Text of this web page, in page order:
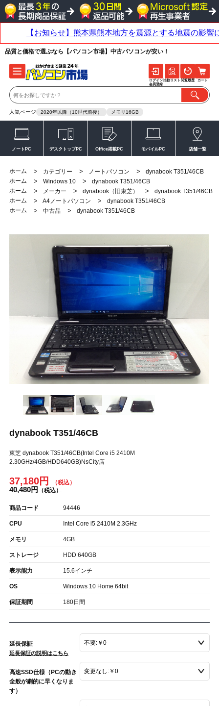
品質と価格で選ぶなら【パソコン市場】中古パソコンが安い！
人気ページ 2020年以降（10世代前後） メモリ16GB
ログイン
会員登録
比較リスト 閲覧履歴 カート
ノートPC デスクトップPC Office搭載PC モバイルPC 店舗一覧
ホーム > カテゴリー > ノートパソコン >
dynabook T351/46CB
ホーム
> Windows 10 >
dynabook T351/46CB
ホーム
> メーカー > dynabook（旧東芝） >
dynabook T351/46CB
ホーム
> A4ノートパソコン >
dynabook T351/46CB
ホーム
> 中古品 > dynabook T351/46CB
dynabook T351/46CB
東芝 dynabook T351/46CB(Intel Core i5 2410M
2.30GHz/4GB/HDD640GB)NsCity店
37,180円
40,480円
商品コード 94446
CPU Intel Core i5 2410M 2.3GHz
メモリ 4GB
ストレージ HDD 640GB
表示能力 15.6インチ
OS Windows 10 Home 64bit
保証期間 180日間
延長保証
延長保証の説明はこちら
高速SSD仕様（PCの動き
全般が劇的に早くなりま
す）